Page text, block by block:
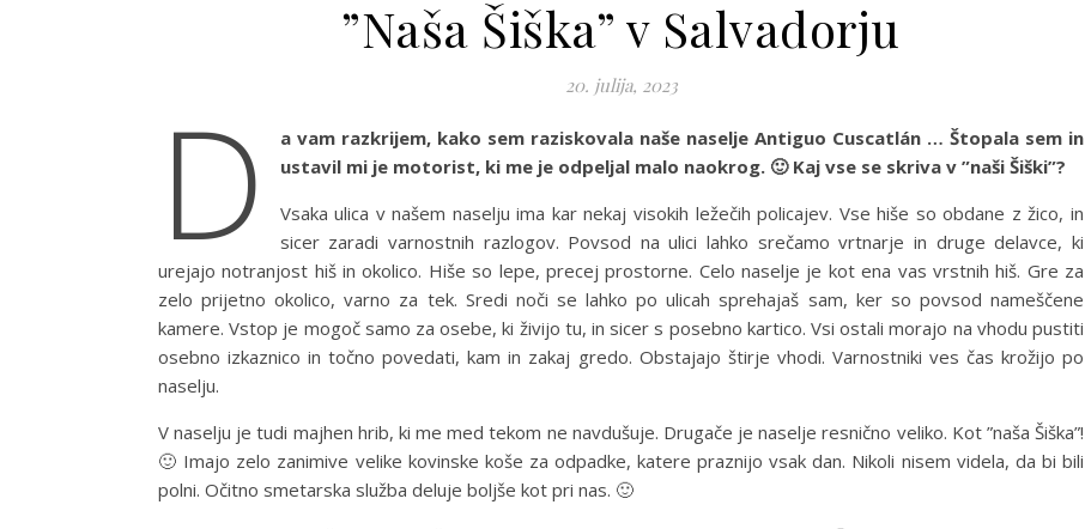
”Naša Šiška” v Salvadorju
20. julija, 2023
D
a vam razkrijem, kako sem raziskovala naše naselje Antiguo Cuscatlán … Štopala sem in
ustavil mi je motorist, ki me je odpeljal malo naokrog. 🙂 Kaj vse se skriva v ”naši Šiški”?
Vsaka ulica v našem naselju ima kar nekaj visokih ležečih policajev. Vse hiše so obdane z žico, in
sicer zaradi varnostnih razlogov. Povsod na ulici lahko srečamo vrtnarje in druge delavce, ki
urejajo notranjost hiš in okolico. Hiše so lepe, precej prostorne. Celo naselje je kot ena vas vrstnih hiš. Gre za
zelo prijetno okolico, varno za tek. Sredi noči se lahko po ulicah sprehajaš sam, ker so povsod nameščene
kamere. Vstop je mogoč samo za osebe, ki živijo tu, in sicer s posebno kartico. Vsi ostali morajo na vhodu pustiti
osebno izkaznico in točno povedati, kam in zakaj gredo. Obstajajo štirje vhodi. Varnostniki ves čas krožijo po
naselju.
V naselju je tudi majhen hrib, ki me med tekom ne navdušuje. Drugače je naselje resnično veliko. Kot ”naša Šiška”!
🙂 Imajo zelo zanimive velike kovinske koše za odpadke, katere praznijo vsak dan. Nikoli nisem videla, da bi bili
polni. Očitno smetarska služba deluje boljše kot pri nas. 🙂